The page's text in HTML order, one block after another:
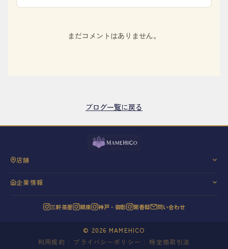
まだコメントはありません。
ブログ一覧に戻る
店舗
神戸・御影
企業情報
代表挨拶
20年の歩み
三軒茶屋 銀座 神戸・御影 紫香邸 問い合わせ
© 2026 MAMEHICO
利用規約
プライバシーポリシー 特定商取引法